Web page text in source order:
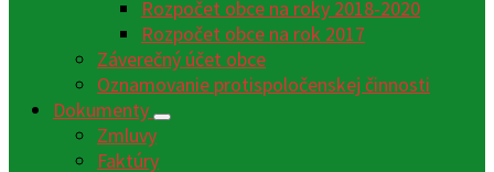
Rozpočet obce na roky 2018-2020
Rozpočet obce na rok 2017
Záverečný účet obce
Oznamovanie protispoločenskej činnosti
Dokumenty
Zmluvy
Faktúry